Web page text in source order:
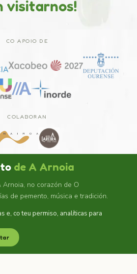
visitarnos!
CO APOIO DE
COLABORAN
de A Arnoia
Arnoia, no corazón de O
de pemento, música e tradición.
e, co teu permiso, analíticas para